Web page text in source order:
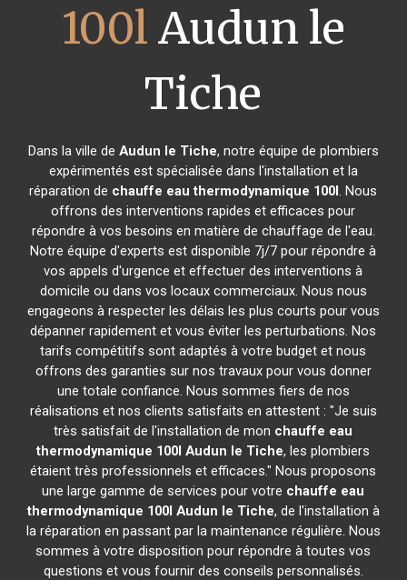
100l Audun le
Tiche
Dans la ville de Audun le Tiche, notre équipe de plombiers
expérimentés est spécialisée dans l'installation et la
réparation de chauffe eau thermodynamique 100l. Nous
offrons des interventions rapides et efficaces pour
répondre à vos besoins en matière de chauffage de l'eau.
Notre équipe d'experts est disponible 7j/7 pour répondre à
vos appels d'urgence et effectuer des interventions à
domicile ou dans vos locaux commerciaux. Nous nous
engageons à respecter les délais les plus courts pour vous
dépanner rapidement et vous éviter les perturbations. Nos
tarifs compétitifs sont adaptés à votre budget et nous
offrons des garanties sur nos travaux pour vous donner
une totale confiance. Nous sommes fiers de nos
réalisations et nos clients satisfaits en attestent : "Je suis
très satisfait de l'installation de mon chauffe eau
thermodynamique 100l Audun le Tiche, les plombiers
étaient très professionnels et efficaces." Nous proposons
une large gamme de services pour votre chauffe eau
thermodynamique 100l Audun le Tiche, de l'installation à
la réparation en passant par la maintenance régulière. Nous
sommes à votre disposition pour répondre à toutes vos
questions et vous fournir des conseils personnalisés.